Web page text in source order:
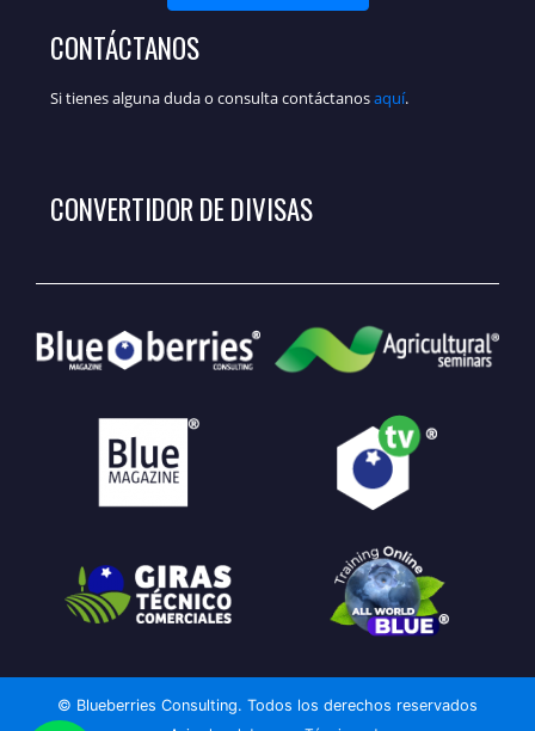
CONTÁCTANOS
Si tienes alguna duda o consulta contáctanosaquí.
CONVERTIDOR DE DIVISAS
© Blueberries Consulting. Todos los derechos reservados